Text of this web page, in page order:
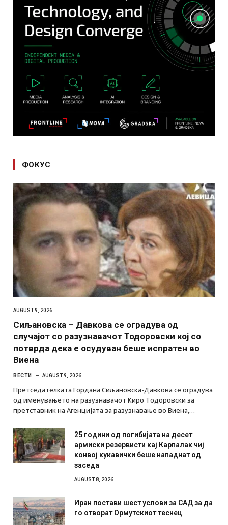
ФОКУС
AUGUST 9, 2026
Сиљановска – Давкова се оградува од
случајот со разузнавачот Тодоровски кој со
потврда дека е осудуван беше испратен во
Виена
ВЕСТИ AUGUST 9, 2026
Претседателката Гордана Сиљановска-Давкова се оградува
од именувањето на разузнавачот Киро Тодоровски за
претставник на Агенцијата за разузнавање во Виена,…
25 години од погибијата на десет
армиски резервисти кај Карпалак чиј
конвој кукавички беше нападнат од
заседа
AUGUST 8, 2026
Иран постави шест услови за САД за да
го отворат Ормутскиот теснец